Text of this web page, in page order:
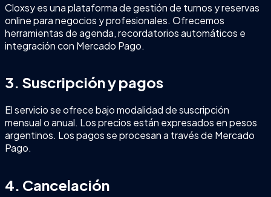
Cloxsy es una plataforma de gestión de turnos y reservas
online para negocios y profesionales. Ofrecemos
herramientas de agenda, recordatorios automáticos e
integración con Mercado Pago.
3. Suscripción y pagos
El servicio se ofrece bajo modalidad de suscripción
mensual o anual. Los precios están expresados en pesos
argentinos. Los pagos se procesan a través de Mercado
Pago.
4. Cancelación